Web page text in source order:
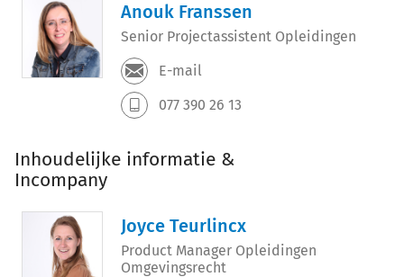
Anouk Franssen
Senior Projectassistent Opleidingen
E-mail
077 390 26 13
Inhoudelijke informatie &
Incompany
Joyce Teurlincx
Product Manager Opleidingen
Omgevingsrecht